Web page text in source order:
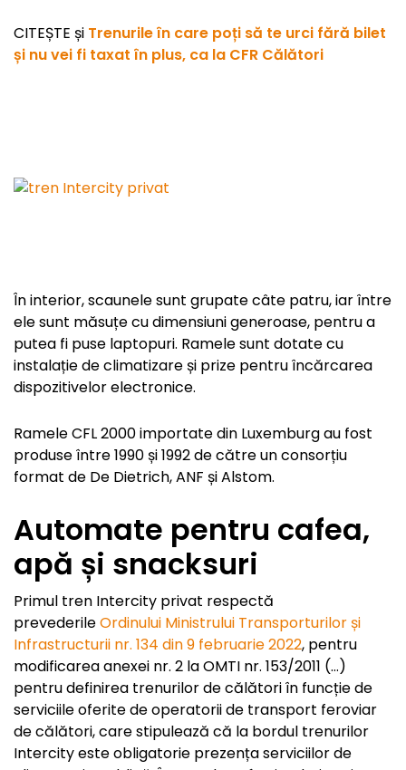
CITEȘTE și Trenurile în care poți să te urci fără bilet
și nu vei fi taxat în plus, ca la CFR Călători
În interior, scaunele sunt grupate câte patru, iar între
ele sunt măsuțe cu dimensiuni generoase, pentru a
putea fi puse laptopuri. Ramele sunt dotate cu
instalație de climatizare și prize pentru încărcarea
dispozitivelor electronice.
Ramele CFL 2000 importate din Luxemburg au fost
produse între 1990 și 1992 de către un consorțiu
format de De Dietrich, ANF și Alstom.
Automate pentru cafea,
apă și snacksuri
Primul tren Intercity privat respectă
prevederileOrdinului Ministrului Transporturilor și
Infrastructurii nr. 134 din 9 februarie 2022, pentru
modificarea anexei nr. 2 la OMTI nr. 153/2011 (…)
pentru definirea trenurilor de călători în funcție de
serviciile oferite de operatorii de transport feroviar
de călători, care stipulează că la bordul trenurilor
Intercity este obligatorie prezența serviciilor de